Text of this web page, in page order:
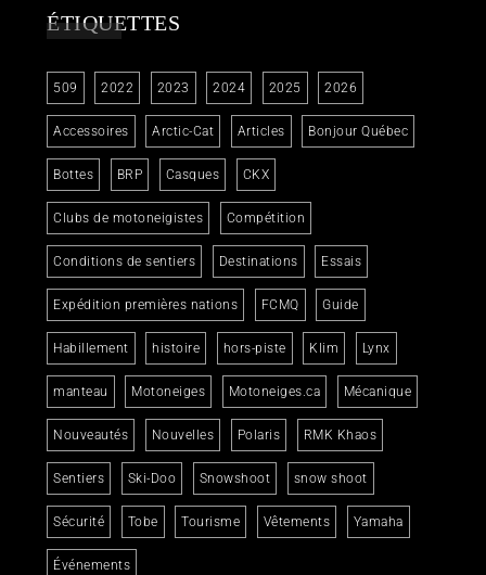
ÉTIQUETTES
509 2022 2023 2024 2025 2026
Accessoires Arctic-Cat Articles Bonjour Québec
Bottes BRP Casques CKX
Clubs de motoneigistes Compétition
Conditions de sentiers Destinations Essais
Expédition premières nations FCMQ Guide
Habillement histoire hors-piste Klim Lynx
manteau Motoneiges Motoneiges.ca Mécanique
Nouveautés Nouvelles Polaris RMK Khaos
Sentiers Ski-Doo Snowshoot snow shoot
Sécurité Tobe Tourisme Vêtements Yamaha
Événements